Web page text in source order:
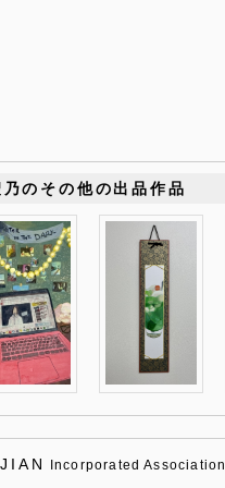
のその他の出品作品
JIAN Incorporated Association